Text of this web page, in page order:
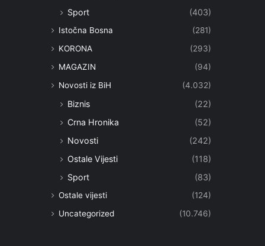
Sport
(403)
Istočna Bosna
(281)
KORONA
(293)
MAGAZIN
(94)
Novosti iz BiH
(4.032)
Biznis
(22)
Crna Hronika
(52)
Novosti
(242)
Ostale Vijesti
(118)
Sport
(83)
Ostale vijesti
(124)
Uncategorized
(10.746)